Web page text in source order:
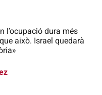
l’ocupació dura més
això. Israel quedarà